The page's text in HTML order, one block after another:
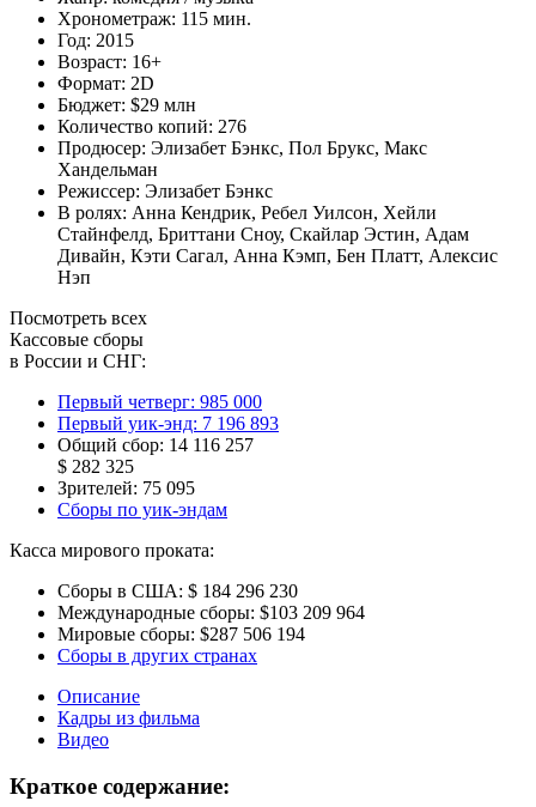
Хронометраж: 115 мин.
Год: 2015
Возраст: 16+
Формат: 2D
Бюджет: $29 млн
Количество копий: 276
Продюсер: Элизабет Бэнкс, Пол Брукс, Макс
Хандельман
Режиссер: Элизабет Бэнкс
В ролях: Анна Кендрик, Ребел Уилсон, Хейли
Стайнфелд, Бриттани Сноу, Скайлар Эстин, Адам
Дивайн, Кэти Сагал, Анна Кэмп, Бен Платт, Алексис
Нэп
Посмотреть всех
Кассовые сборы
в России и СНГ:
Первый четверг: 985 000
Первый уик-энд: 7 196 893
Общий сбор: 14 116 257
$ 282 325
Зрителей: 75 095
Сборы по уик-эндам
Касса мирового проката:
Сборы в США: $ 184 296 230
Международные сборы: $103 209 964
Мировые сборы: $287 506 194
Сборы в других странах
Описание
Кадры из фильма
Видео
Краткое содержание: